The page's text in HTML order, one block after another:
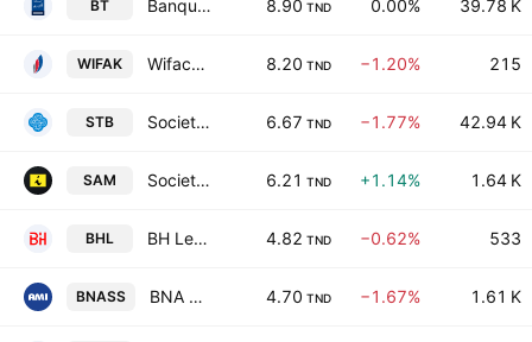
BT Banque de Tunisie SA 8.90 TND 0.00% 39.78 K
WIFAK Wifack International Bank SA 8.20 TND −1.20% 215
STB Societe Tunisienne de Banque 6.67 TND −1.77% 42.94 K
SAM Societe Atelier du Meuble Interieurs SA 6.21 TND +1.14% 1.64 K
BHL BH Leasing SA 4.82 TND −0.62% 533
BNASS BNA Assurances 4.70 TND −1.67% 1.61 K